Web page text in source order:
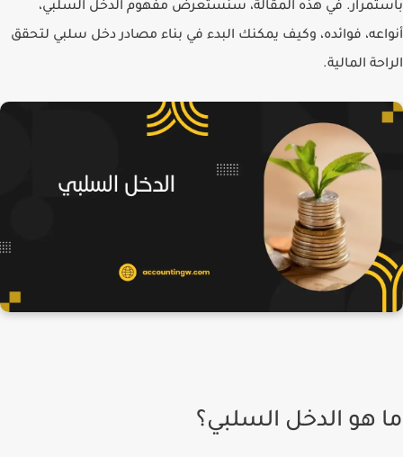
باستمرار. في هذه المقالة، سنستعرض مفهوم الدخل السلبي،
أنواعه، فوائده، وكيف يمكنك البدء في بناء مصادر دخل سلبي لتحقق
الراحة المالية.
ما هو الدخل السلبي؟